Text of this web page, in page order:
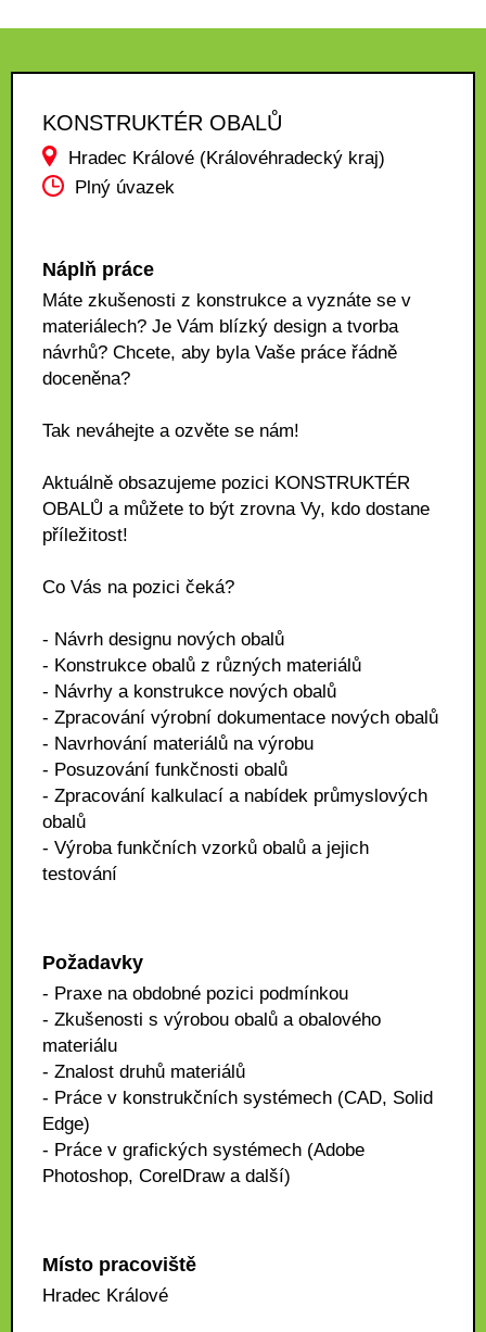
KONSTRUKTÉR OBALŮ
Hradec Králové (Královéhradecký kraj)
Plný úvazek
Náplň práce
Máte zkušenosti z konstrukce a vyznáte se v
materiálech? Je Vám blízký design a tvorba
návrhů? Chcete, aby byla Vaše práce řádně
doceněna?
Tak neváhejte a ozvěte se nám!
Aktuálně obsazujeme pozici KONSTRUKTÉR
OBALŮ a můžete to být zrovna Vy, kdo dostane
příležitost!
Co Vás na pozici čeká?
- Návrh designu nových obalů
- Konstrukce obalů z různých materiálů
- Návrhy a konstrukce nových obalů
- Zpracování výrobní dokumentace nových obalů
- Navrhování materiálů na výrobu
- Posuzování funkčnosti obalů
- Zpracování kalkulací a nabídek průmyslových
obalů
- Výroba funkčních vzorků obalů a jejich
testování
Požadavky
- Praxe na obdobné pozici podmínkou
- Zkušenosti s výrobou obalů a obalového
materiálu
- Znalost druhů materiálů
- Práce v konstrukčních systémech (CAD, Solid
Edge)
- Práce v grafických systémech (Adobe
Photoshop, CorelDraw a další)
Místo pracoviště
Hradec Králové